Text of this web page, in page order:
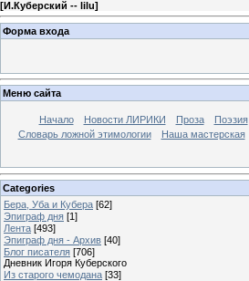
[И.Куберский -- lilu]
Форма входа
Меню сайта
Начало Новости ЛИРИКИ Проза Поэзия
Словарь ложной этимологии
Наша мастерская
Categories
Бера, Уба и Кубера [62]
Эпиграф дня [1]
Лента [493]
Эпиграф дня - Архив [40]
Блог писателя [706]
Дневник Игоря Куберского
Из старого чемодана [33]